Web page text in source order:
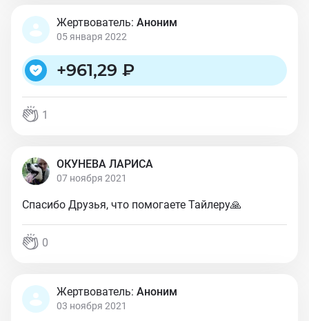
Жертвователь: Аноним
05 января 2022
+961,29 ₽
1
ОКУНЕВА ЛАРИСА
07 ноября 2021
Спасибо Друзья, что помогаете Тайлеру🙏
0
Жертвователь: Аноним
03 ноября 2021